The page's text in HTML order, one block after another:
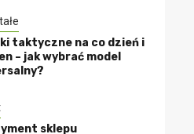
taktyczne na co dzień i
– jak wybrać model
sklepu